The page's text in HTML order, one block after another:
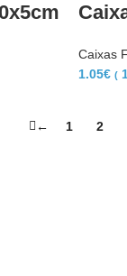
Caixas
1.05€ (
← 1 2